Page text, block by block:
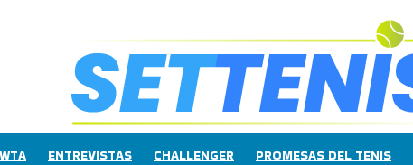
WTA ENTREVISTAS CHALLENGER PROMESAS DEL TENIS